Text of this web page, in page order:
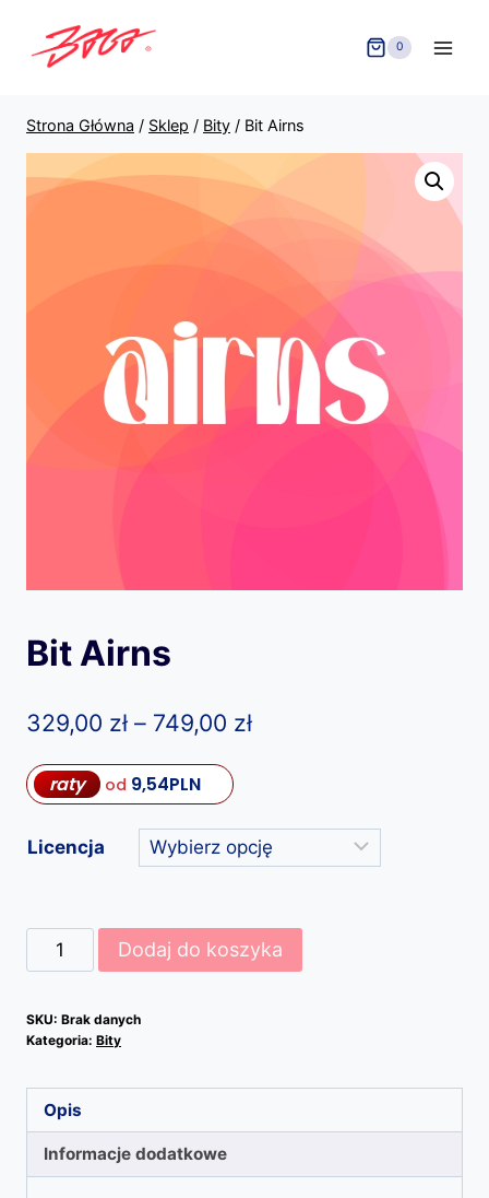
0
Strona Główna / Sklep / Bity / Bit Airns
Bit Airns
329,00 zł – 749,00 złZakres
329,00 zł
do
raty od 9,54PLN
Licencja
ilość
Bit
Dodaj do koszyka
SKU: Brak danych
Kategoria: Bity
Opis
Informacje dodatkowe